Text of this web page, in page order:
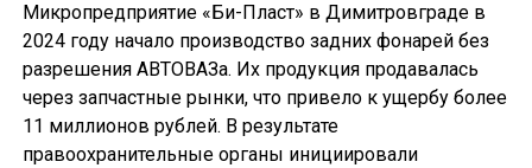
Микропредприятие «Би-Пласт» в Димитровграде в
2024 году начало производство задних фонарей без
разрешения АВТОВАЗа. Их продукция продавалась
через запчастные рынки, что привело к ущербу более
11 миллионов рублей. В результате
правоохранительные органы инициировали